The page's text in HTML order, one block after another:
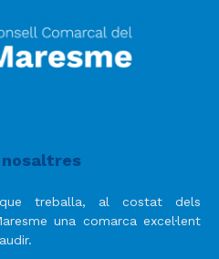
nosaltres
treballa, al costat dels
una comarca excel·lent